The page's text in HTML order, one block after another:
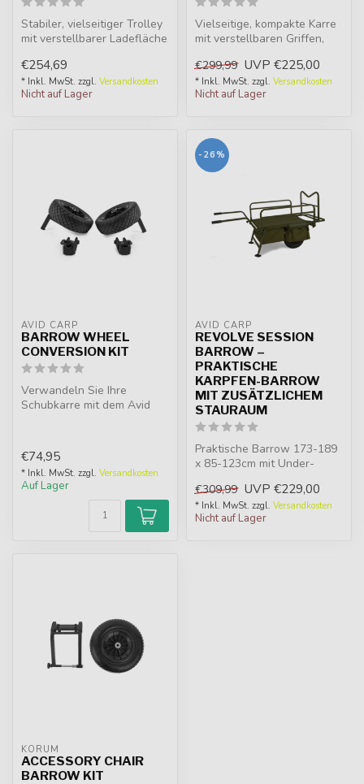
Stabiler, vielseitiger Trolley
mit verstellbarer Ladefläche
€254,69
* Inkl. MwSt. zzgl. Versandkosten
Nicht auf Lager
Vielseitige, kompakte Karre
mit verstellbaren Griffen,
€299,99 UVP €225,00
* Inkl. MwSt. zzgl. Versandkosten
Nicht auf Lager
AVID CARP
BARROW WHEEL
CONVERSION KIT
Verwandeln Sie Ihre
Schubkarre mit dem Avid
€74,95
* Inkl. MwSt. zzgl. Versandkosten
Auf Lager
-26%
AVID CARP
REVOLVE SESSION
BARROW –
PRAKTISCHE
KARPFEN-BARROW
MIT ZUSÄTZLICHEM
STAURAUM
Praktische Barrow 173-189
x 85-123cm mit Under-
Seitentaschen, ver...
€309,99 UVP €229,00
* Inkl. MwSt. zzgl. Versandkosten
Nicht auf Lager
KORUM
ACCESSORY CHAIR
BARROW KIT